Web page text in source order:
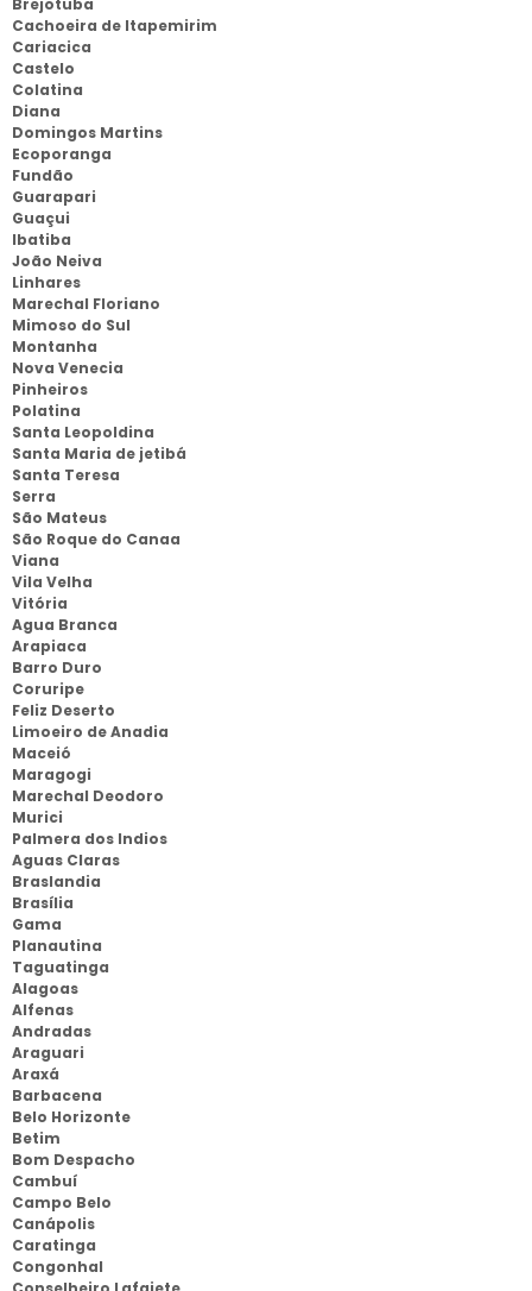
Brejotuba
Cachoeira de Itapemirim
Cariacica
Castelo
Colatina
Diana
Domingos Martins
Ecoporanga
Fundão
Guarapari
Guaçui
Ibatiba
João Neiva
Linhares
Marechal Floriano
Mimoso do Sul
Montanha
Nova Venecia
Pinheiros
Polatina
Santa Leopoldina
Santa Maria de jetibá
Santa Teresa
Serra
São Mateus
São Roque do Canaa
Viana
Vila Velha
Vitória
Agua Branca
Arapiaca
Barro Duro
Coruripe
Feliz Deserto
Limoeiro de Anadia
Maceió
Maragogi
Marechal Deodoro
Murici
Palmera dos Indios
Aguas Claras
Braslandia
Brasília
Gama
Planautina
Taguatinga
Alagoas
Alfenas
Andradas
Araguari
Araxá
Barbacena
Belo Horizonte
Betim
Bom Despacho
Cambuí
Campo Belo
Canápolis
Caratinga
Congonhal